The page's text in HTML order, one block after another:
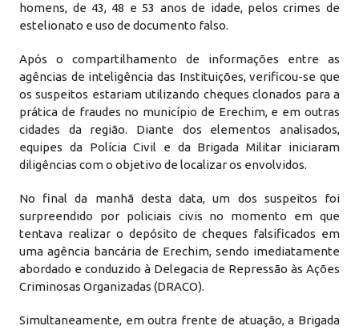
homens, de 43, 48 e 53 anos de idade, pelos crimes de
estelionato e uso de documento falso.
Após o compartilhamento de informações entre as
agências de inteligência das Instituições, verificou-se que
os suspeitos estariam utilizando cheques clonados para a
prática de fraudes no município de Erechim, e em outras
cidades da região. Diante dos elementos analisados,
equipes da Polícia Civil e da Brigada Militar iniciaram
diligências com o objetivo de localizar os envolvidos.
No final da manhã desta data, um dos suspeitos foi
surpreendido por policiais civis no momento em que
tentava realizar o depósito de cheques falsificados em
uma agência bancária de Erechim, sendo imediatamente
abordado e conduzido à Delegacia de Repressão às Ações
Criminosas Organizadas (DRACO).
Simultaneamente, em outra frente de atuação, a Brigada